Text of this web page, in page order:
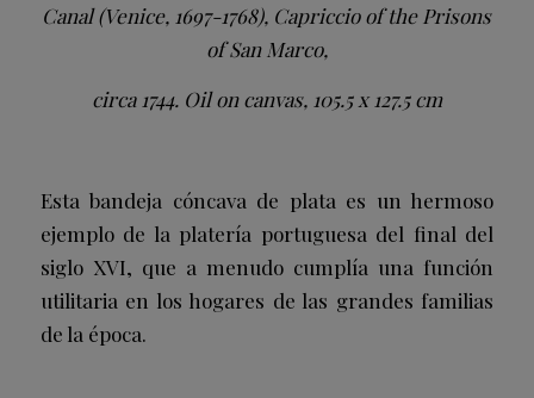
Canal (Venice, 1697-1768), Capriccio of the Prisons
of San Marco,
circa 1744. Oil on canvas, 105.5 x 127.5 cm
Esta bandeja cóncava de plata es un hermoso
ejemplo de la platería portuguesa del final del
siglo XVI, que a menudo cumplía una función
utilitaria en los hogares de las grandes familias
de la época.